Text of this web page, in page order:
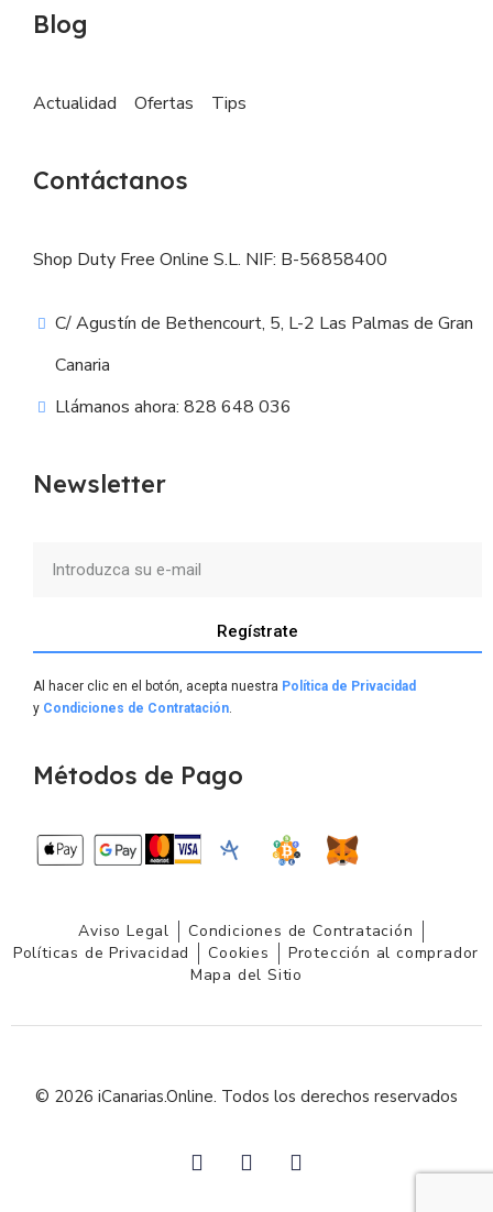
Blog
Actualidad Ofertas Tips
Contáctanos
Shop Duty Free Online S.L. NIF: B-56858400
C/ Agustín de Bethencourt, 5, L-2 Las Palmas de Gran
Canaria
Llámanos ahora: 828 648 036
Newsletter
Regístrate
Al hacer clic en el botón, acepta nuestra Política de Privacidad
y Condiciones de Contratación.
Métodos de Pago
Aviso Legal
Condiciones de Contratación
Políticas de Privacidad
Cookies
Protección al comprador
Mapa del Sitio
© 2026 iCanarias.Online. Todos los derechos reservados